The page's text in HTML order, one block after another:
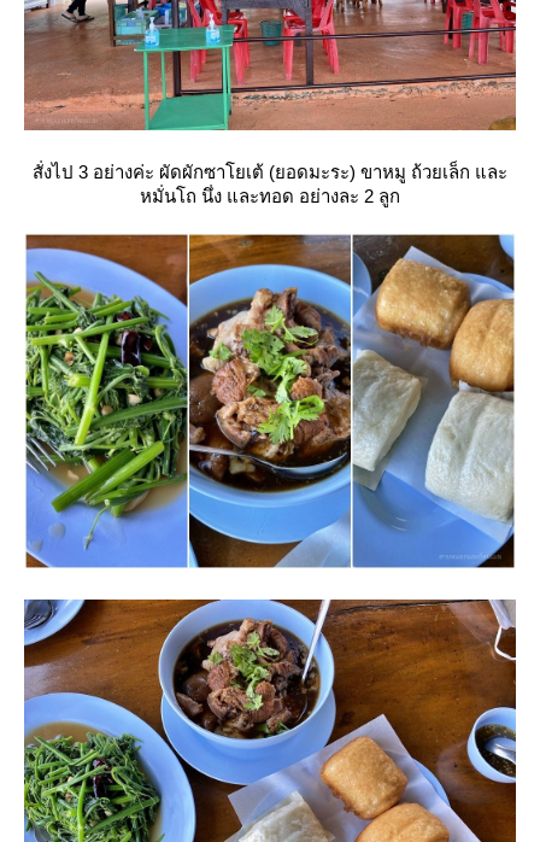
สั่งไป 3 อย่างค่ะ ผัดผักซาโยเต้ (ยอดมะระ) ขาหมู ถ้วยเล็ก และ
หมั่นโถ นึ่ง และทอด อย่างละ 2 ลูก